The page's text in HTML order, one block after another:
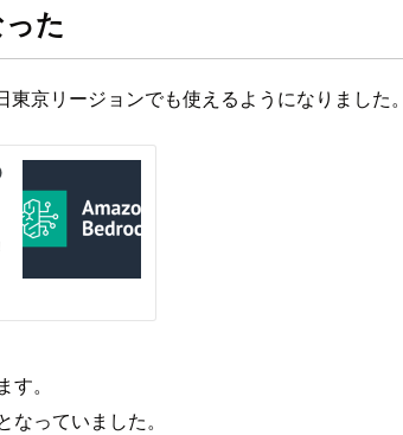
た
京リージョンでも使えるようになりました。
。
っていました。